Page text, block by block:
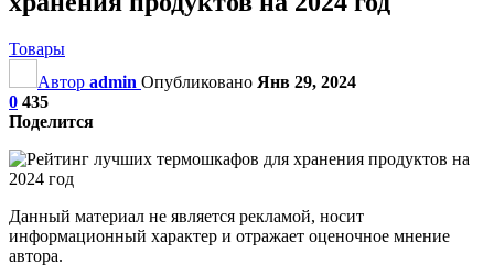
Товары
Автор admin Опубликовано Янв 29, 2024
0 435
Поделится
Данный материал не является рекламой, носит
информационный характер и отражает оценочное мнение
автора.